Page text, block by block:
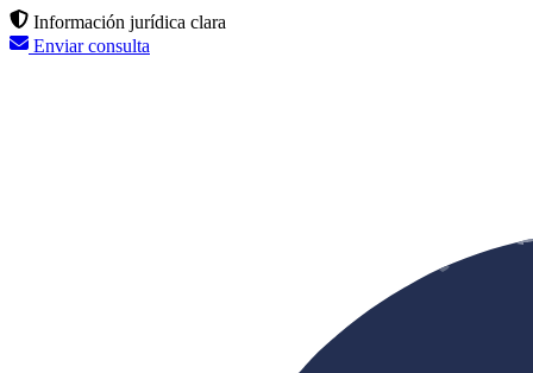
Información jurídica clara
Enviar consulta